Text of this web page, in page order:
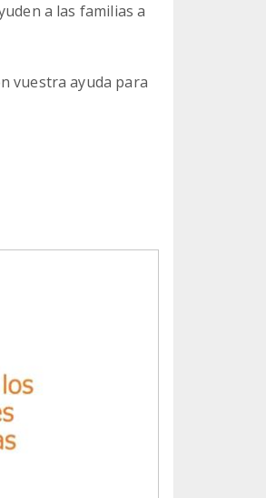
a las familias a
vuestra ayuda para